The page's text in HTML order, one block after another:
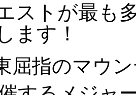
ストが最も
ます！
屈指のマウ